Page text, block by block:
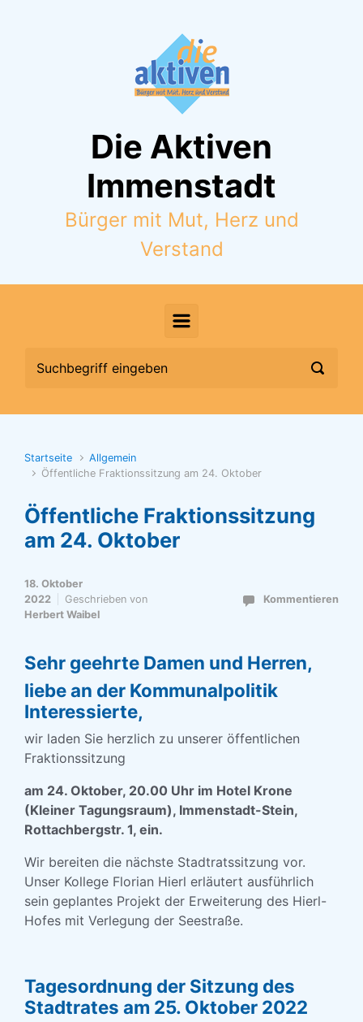
Die Aktiven
Immenstadt
Bürger mit Mut, Herz und
Verstand
Startseite
Allgemein
Öffentliche Fraktionssitzung am 24. Oktober
Öffentliche Fraktionssitzung
am 24. Oktober
18. Oktober
2022
Geschrieben von
Herbert Waibel
Kommentieren
Sehr geehrte Damen und Herren,
liebe an der Kommunalpolitik
Interessierte,
wir laden Sie herzlich zu unserer öffentlichen
Fraktionssitzung
am 24. Oktober, 20.00 Uhr im Hotel Krone
(Kleiner Tagungsraum), Immenstadt-Stein,
Rottachbergstr. 1, ein.
Wir bereiten die nächste Stadtratssitzung vor.
Unser Kollege Florian Hierl erläutert ausführlich
sein geplantes Projekt der Erweiterung des Hierl-
Hofes mit Verlegung der Seestraße.
Tagesordnung der Sitzung des
Stadtrates am 25. Oktober 2022